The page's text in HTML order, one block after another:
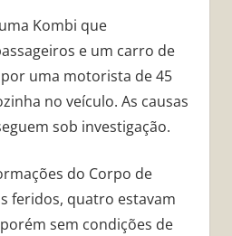
Kombi que
e um carro de
uma motorista de 45
no veículo. As causas
sob investigação.
do Corpo de
feridos, quatro estavam
sem condições de